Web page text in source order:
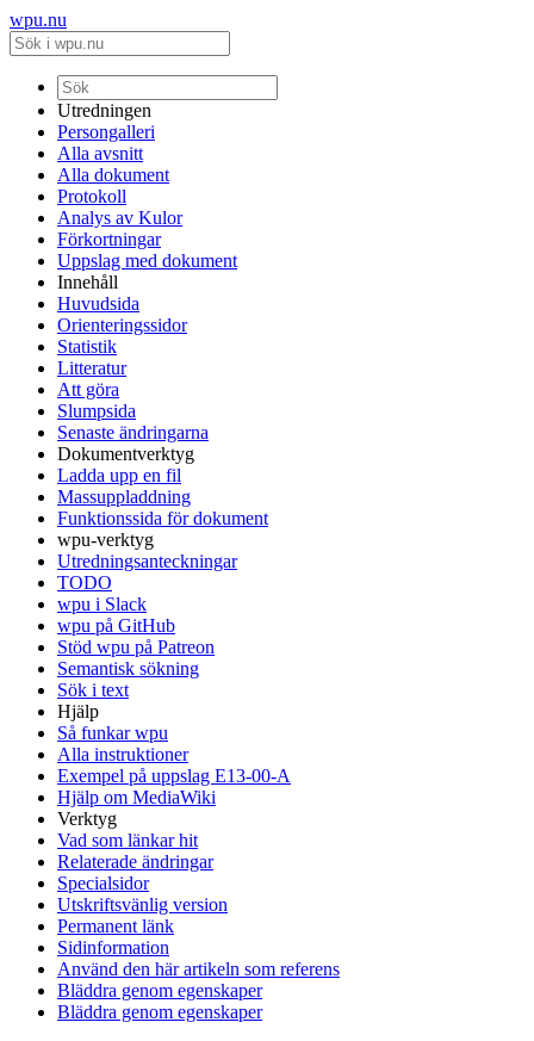
wpu.nu
Utredningen
Persongalleri
Alla avsnitt
Alla dokument
Protokoll
Analys av Kulor
Förkortningar
Uppslag med dokument
Innehåll
Huvudsida
Orienteringssidor
Statistik
Litteratur
Att göra
Slumpsida
Senaste ändringarna
Dokumentverktyg
Ladda upp en fil
Massuppladdning
Funktionssida för dokument
wpu-verktyg
Utredningsanteckningar
TODO
wpu i Slack
wpu på GitHub
Stöd wpu på Patreon
Semantisk sökning
Sök i text
Hjälp
Så funkar wpu
Alla instruktioner
Exempel på uppslag E13-00-A
Hjälp om MediaWiki
Verktyg
Vad som länkar hit
Relaterade ändringar
Specialsidor
Utskriftsvänlig version
Permanent länk
Sidinformation
Använd den här artikeln som referens
Bläddra genom egenskaper
Bläddra genom egenskaper